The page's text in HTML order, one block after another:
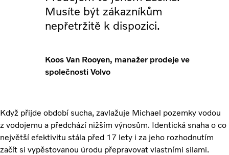
Musíte být zákazníkům
nepřetržitě k dispozici.
Koos Van Rooyen, manažer prodeje ve
společnosti Volvo
Když přijde období sucha, zavlažuje Michael pozemky vodou
z vodojemu a předchází nižším výnosům. Identická snaha o co
největší efektivitu stála před 17 lety i za jeho rozhodnutím
začít si vypěstovanou úrodu přepravovat vlastními silami.